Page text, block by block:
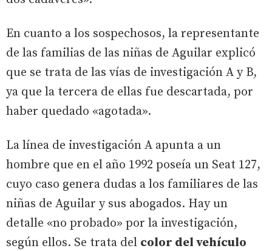
En cuanto a los sospechosos, la representante
de las familias de las niñas de Aguilar explicó
que se trata de las vías de investigación A y B,
ya que la tercera de ellas fue descartada, por
haber quedado «agotada».
La línea de investigación A apunta a un
hombre que en el año 1992 poseía un Seat 127,
cuyo caso genera dudas a los familiares de las
niñas de Aguilar y sus abogados. Hay un
detalle «no probado» por la investigación,
según ellos. Se trata del color del vehículo